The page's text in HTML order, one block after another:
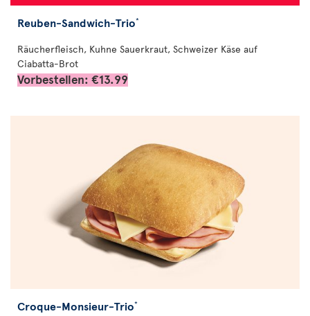
Reuben-Sandwich-Trio*
Räucherfleisch, Kuhne Sauerkraut, Schweizer Käse auf
Ciabatta-Brot
Vorbestellen: €13.99
Croque-Monsieur-Trio*